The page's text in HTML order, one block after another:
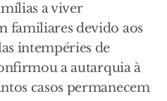
a viver
familiares devido aos
intempéries de
a autarquia à
casos permanecem